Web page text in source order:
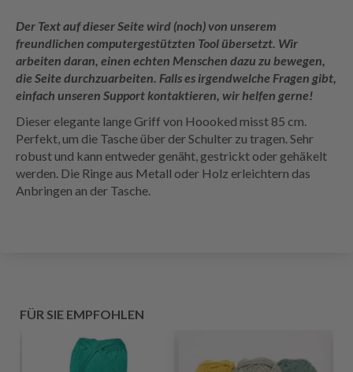
Der Text auf dieser Seite wird (noch) von unserem
freundlichen computergestützten Tool übersetzt. Wir
arbeiten daran, einen echten Menschen dazu zu bewegen,
die Seite durchzuarbeiten. Falls es irgendwelche Fragen gibt,
einfach unseren Support kontaktieren, wir helfen gerne!
Dieser elegante lange Griff von Hoooked misst 85 cm.
Perfekt, um die Tasche über der Schulter zu tragen. Sehr
robust und kann entweder genäht, gestrickt oder gehäkelt
werden. Die Ringe aus Metall oder Holz erleichtern das
Anbringen an der Tasche.
FÜR SIE EMPFOHLEN